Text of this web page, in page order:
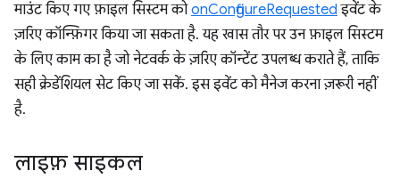
माउंट किए गए फ़ाइल सिस्टम कोonConfigureRequested इवेंट के
ज़रिए कॉन्फ़िगर किया जा सकता है. यह खास तौर पर उन फ़ाइल सिस्टम
के लिए काम का है जो नेटवर्क के ज़रिए कॉन्टेंट उपलब्ध कराते हैं, ताकि
सही क्रेडेंशियल सेट किए जा सकें. इस इवेंट को मैनेज करना ज़रूरी नहीं
है.
लाइफ़ साइकल